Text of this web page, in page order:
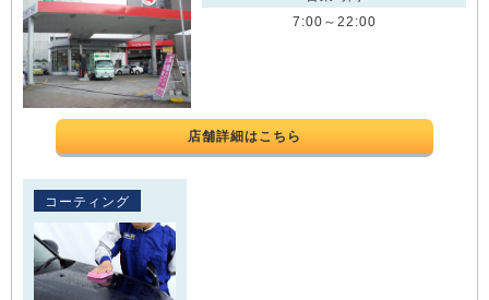
7:00～22:00
店舗詳細はこちら
コーティング